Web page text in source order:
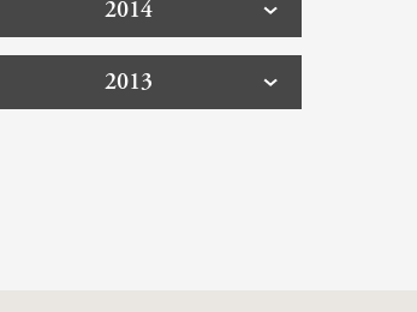
2014
2013